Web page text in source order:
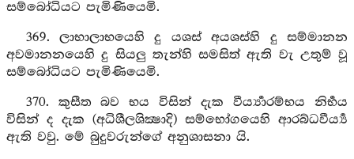
සම්බෝධියට පැමිණියෙමි.
369. ලාභාලාභයෙහි දු යශස් අයශස්හි දු සම්මානන
අවමානනයෙහි දු සියලු තැන්හි සමසිත් ඇති වැ උතුම් වූ
සම්බෝධියට පැමිණියෙමි.
370. කුසීත බව භය විසින් දැක වීර්‍ය්‍යාරම්භය නිර්‍භය
විසින් ද දැක (අධිශීලශික්‍ෂාදි) සම්භෝගයෙහි ආරබ්ධවීර්‍ය්‍ය
ඇති වවු. මේ බුදුවරුන්ගේ අනුශාසනා යි.